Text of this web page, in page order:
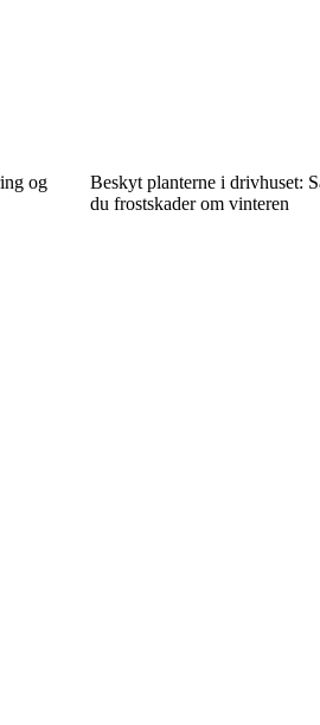
og
Beskyt planterne i drivhuset:
du frostskader om vinteren